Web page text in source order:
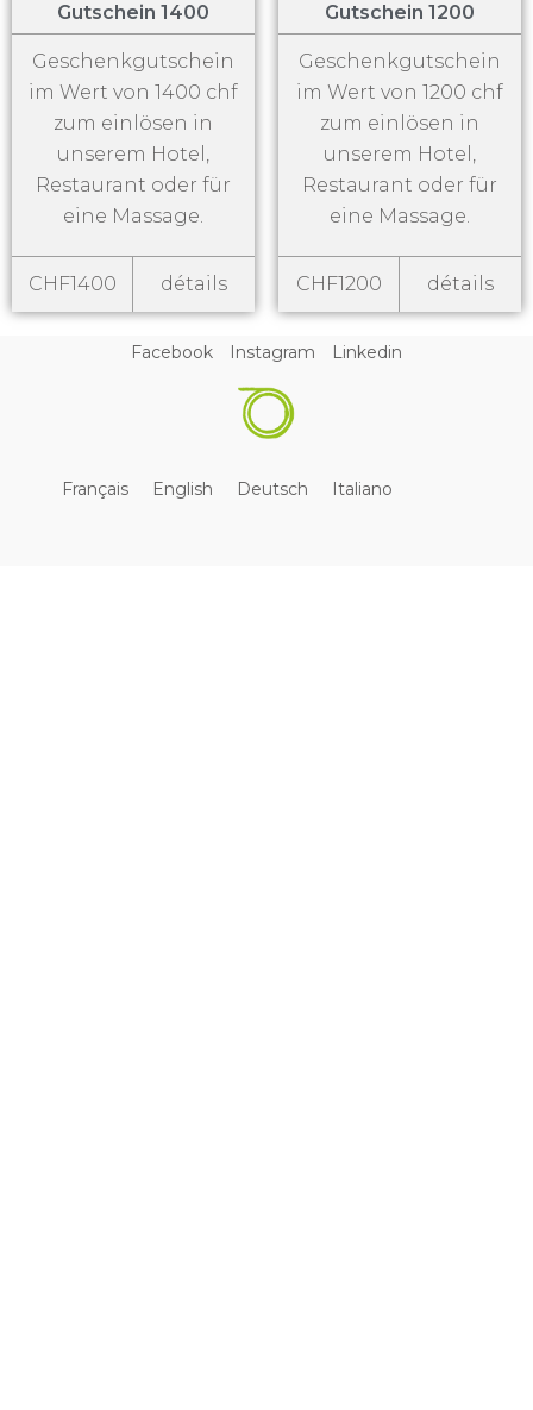
Gutschein 1400
Geschenkgutschein
im Wert von 1400 chf
zum einlösen in
unserem Hotel,
Restaurant oder für
eine Massage.
CHF1400 détails
Gutschein 1200
Geschenkgutschein
im Wert von 1200 chf
zum einlösen in
unserem Hotel,
Restaurant oder für
eine Massage.
CHF1200 détails
Français English Deutsch Italiano
Facebook Instagram Linkedin